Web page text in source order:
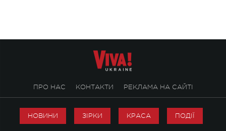
ПРО НАС КОНТАКТИ РЕКЛАМА НА САЙТІ
НОВИНИ ЗІРКИ КРАСА ПОДІЇ